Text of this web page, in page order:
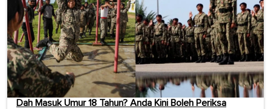
Dah Masuk Umur 18 Tahun? Anda Kini Boleh Periksa